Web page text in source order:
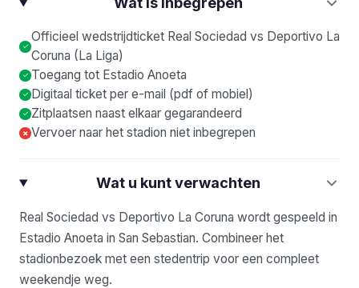
Officieel wedstrijdticket Real Sociedad vs Deportivo La
Coruna (La Liga)
Toegang tot Estadio Anoeta
Digitaal ticket per e-mail (pdf of mobiel)
Zitplaatsen naast elkaar gegarandeerd
× Vervoer naar het stadion niet inbegrepen
Wat u kunt verwachten
Real Sociedad vs Deportivo La Coruna wordt gespeeld in
Estadio Anoeta in San Sebastian. Combineer het
stadionbezoek met een stedentrip voor een compleet
weekendje weg.